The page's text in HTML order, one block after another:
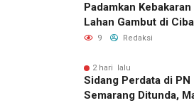
Padamkan Kebakaran
Lahan Gambut di
Permukiman Warga
9 Redaksi
2 hari lalu
Sidang Perdata di PN
Semarang Ditunda,